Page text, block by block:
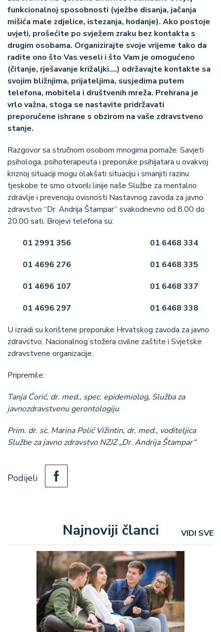
funkcionalnoj sposobnosti (vježbe disanja, jačanja
mišića male zdjelice, istezanja, hodanje). Ako postoje
uvjeti, prošećite po svježem zraku bez kontakta s
drugim osobama. Organizirajte svoje vrijeme tako da
radite ono što Vas veseli i što Vam je omogućeno
(čitanje, rješavanje križaljki….) održavajte kontakte sa
svojim bližnjima, prijateljima, susjedima putem
telefona, mobitela i društvenih mreža. Prehrana je
vrlo važna, stoga se nastavite pridržavati
preporučene ishrane s obzirom na vaše zdravstveno
stanje.
Razgovor sa stručnom osobom mnogima pomaže. Savjeti
psihologa, psihoterapeuta i preporuke psihijatara u ovakvoj
kriznoj situaciji mogu olakšati situaciju i smanjiti razinu
tjeskobe te smo otvorili linije naše Službe za mentalno
zdravlje i prevenciju ovisnosti Nastavnog zavoda za javno
zdravstvo “Dr. Andrija Štampar” svakodnevno od 8.00 do
20.00 sati. Brojevi telefona su:
01 2991 356 01 6468 334
01 4696 276 01 6468 335
01 4696 107 01 6468 337
01 4696 297 01 6468 338
U izradi su korištene preporuke Hrvatskog zavoda za javno
zdravstvo, Nacionalnog stožera civilne zaštite i Svjetske
zdravstvene organizacije.
Pripremile:
Tanja Ćorić, dr. med., spec. epidemiolog, Služba za
javnozdravstvenu gerontologiju
Prim. dr. sc. Marina Polić Vižintin, dr. med., voditeljica
Službe za javno zdravstvo NZJZ „Dr. Andrija Štampar“
Podijeli
Najnoviji članci VIDI SVE